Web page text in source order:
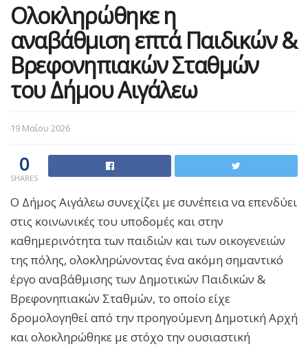
Ολοκληρώθηκε η
αναβάθμιση επτά Παιδικών &
Βρεφονηπιακών Σταθμών
του Δήμου Αιγάλεω
19 Μαΐου 2026
0
SHARES
Ο Δήμος Αιγάλεω συνεχίζει με συνέπεια να επενδύει
στις κοινωνικές του υποδομές και στην
καθημερινότητα των παιδιών και των οικογενειών
της πόλης, ολοκληρώνοντας ένα ακόμη σημαντικό
έργο αναβάθμισης των Δημοτικών Παιδικών &
Βρεφονηπιακών Σταθμών, το οποίο είχε
δρομολογηθεί από την προηγούμενη Δημοτική Αρχή
και ολοκληρώθηκε με στόχο την ουσιαστική